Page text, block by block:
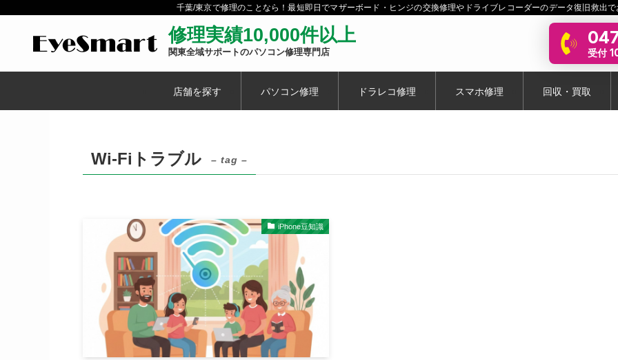
千葉/東京で修理のことなら！最短即日でマザーボード・ヒンジの交換修理やドライブレコーダーのデータ復旧救出で
修理実績10,000件以上
関東全域サポートのパソコン修理専門店 受付
店舗を探す パソコン修理 ドラレコ修理 スマホ修理 回収・買取
Wi-Fiトラブル – tag –
iPhone豆知識